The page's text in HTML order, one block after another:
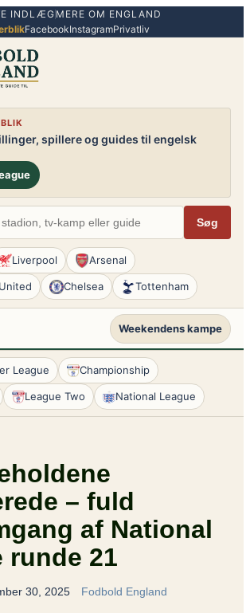
INDLÆGMERE OM ENGLAND
FacebookInstagramPrivatliv
spillere og guides til engelsk
Søg
Liverpool Arsenal
Chelsea Tottenham
Weekendens kampe
League Championship
League Two National League
– fuld
af National
runde 21
30, 2025 Fodbold England